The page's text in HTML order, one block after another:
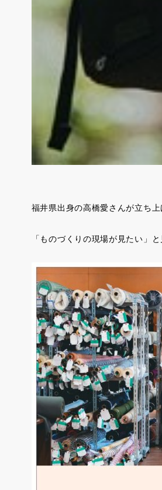
福井県出身の高橋愛さんが立ち
「ものづくりの現場が見たい」